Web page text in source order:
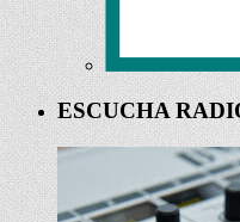
ESCUCHA